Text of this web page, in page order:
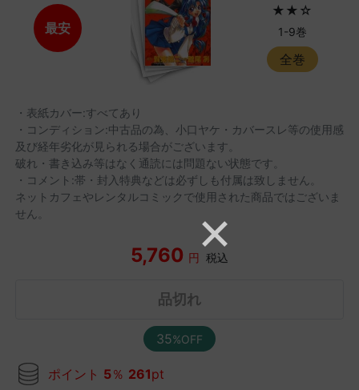
最安
★★☆
1-9巻
全巻
・表紙カバー:すべてあり
・コンディション:中古品の為、小口ヤケ・カバースレ等の使用感
及び経年劣化が見られる場合がございます。
破れ・書き込み等はなく通読には問題ない状態です。
・コメント:帯・封入特典などは必ずしも付属は致しません。
ネットカフェやレンタルコミックで使用された商品ではございま
せん。
5,760 円 税込
品切れ
35%OFF
ポイント 5％ 261pt